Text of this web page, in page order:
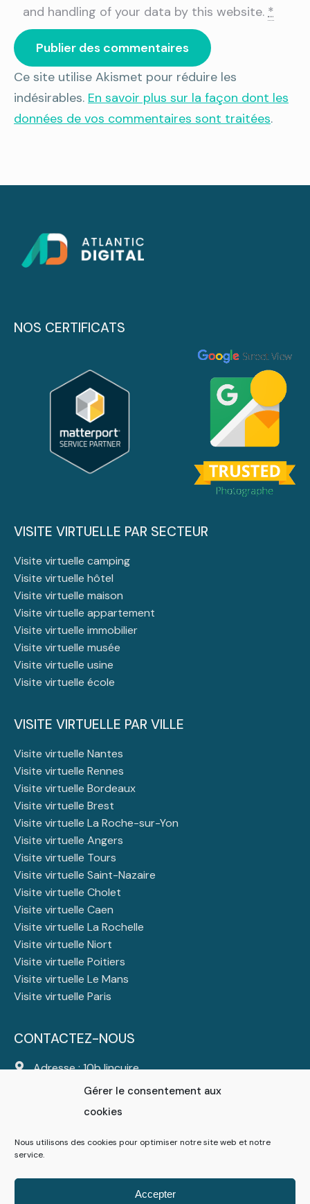
Gérer le consentement aux
cookies
Nous utilisons des cookies pour optimiser notre site web et notre
service.
Accepter
and handling of your data by this website. *
Publier des commentaires
Ce site utilise Akismet pour réduire les
indésirables. En savoir plus sur la façon dont les
données de vos commentaires sont traitées.
NOS CERTIFICATS
VISITE VIRTUELLE PAR SECTEUR
Visite virtuelle camping
Visite virtuelle hôtel
Visite virtuelle maison
Visite virtuelle appartement
Visite virtuelle immobilier
Visite virtuelle musée
Visite virtuelle usine
Visite virtuelle école
VISITE VIRTUELLE PAR VILLE
Visite virtuelle Nantes
Visite virtuelle Rennes
Visite virtuelle Bordeaux
Visite virtuelle Brest
Visite virtuelle La Roche-sur-Yon
Visite virtuelle Angers
Visite virtuelle Tours
Visite virtuelle Saint-Nazaire
Visite virtuelle Cholet
Visite virtuelle Caen
Visite virtuelle La Rochelle
Visite virtuelle Niort
Visite virtuelle Poitiers
Visite virtuelle Le Mans
Visite virtuelle Paris
CONTACTEZ-NOUS
Adresse : 10b lincuire
44310 Saint Colomban
06 23 23 47 25